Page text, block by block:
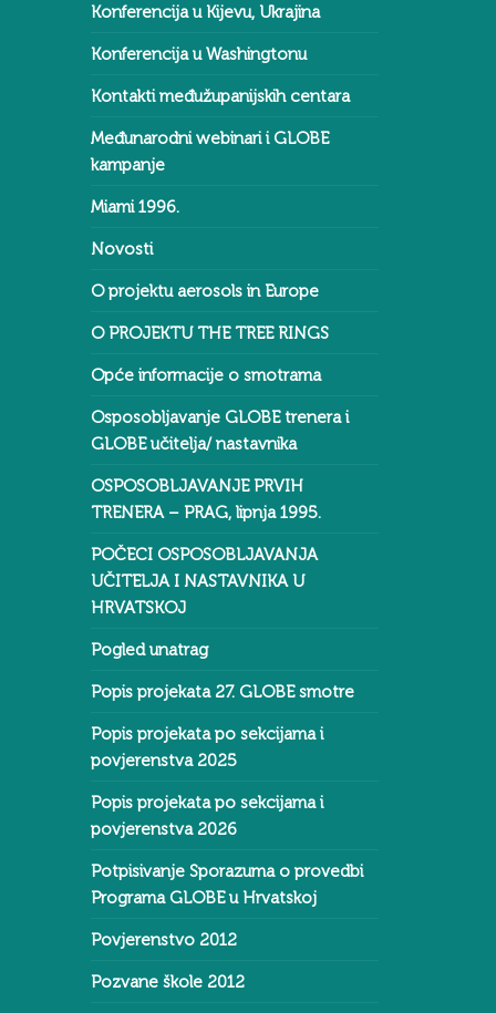
Konferencija u Kijevu, Ukrajina
Konferencija u Washingtonu
Kontakti međužupanijskih centara
Međunarodni webinari i GLOBE
kampanje
Miami 1996.
Novosti
O projektu aerosols in Europe
O PROJEKTU THE TREE RINGS
Opće informacije o smotrama
Osposobljavanje GLOBE trenera i
GLOBE učitelja/ nastavnika
OSPOSOBLJAVANJE PRVIH
TRENERA – PRAG, lipnja 1995.
POČECI OSPOSOBLJAVANJA
UČITELJA I NASTAVNIKA U
HRVATSKOJ
Pogled unatrag
Popis projekata 27. GLOBE smotre
Popis projekata po sekcijama i
povjerenstva 2025
Popis projekata po sekcijama i
povjerenstva 2026
Potpisivanje Sporazuma o provedbi
Programa GLOBE u Hrvatskoj
Povjerenstvo 2012
Pozvane škole 2012